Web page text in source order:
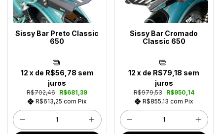
Sissy Bar Preto Classic
650
R$702,46 R$681,39
R$613,25 com Pix
12 x de R$56,78 sem
juros
Sissy Bar Cromado
Classic 650
R$979,53
R$950,14
R$855,13 com Pix
12 x de R$79,18 sem
juros